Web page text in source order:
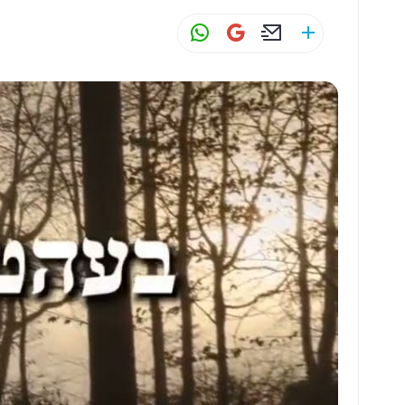
W
at
s
A
p
p
G
ai
l
E
ai
l
ar
e